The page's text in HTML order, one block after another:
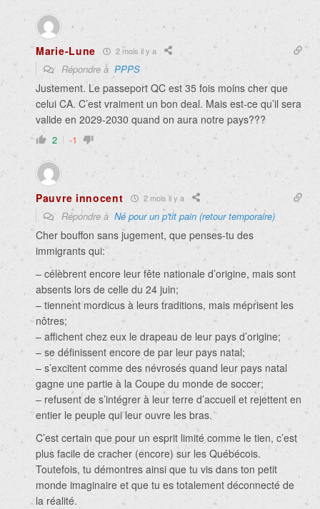
Marie-Lune 2 mois il y a
Répondre à PPPS
Justement. Le passeport QC est 35 fois moins cher que
celui CA. C’est vraiment un bon deal. Mais est-ce qu’il sera
valide en 2029-2030 quand on aura notre pays???
2 -1
Pauvre innocent 2 mois il y a
Répondre à Né pour un p'tit pain (retour temporaire)
Cher bouffon sans jugement, que penses-tu des
immigrants qui:
– célèbrent encore leur fête nationale d’origine, mais sont
absents lors de celle du 24 juin;
– tiennent mordicus à leurs traditions, mais méprisent les
nôtres;
– affichent chez eux le drapeau de leur pays d’origine;
– se définissent encore de par leur pays natal;
– s’excitent comme des névrosés quand leur pays natal
gagne une partie à la Coupe du monde de soccer;
– refusent de s’intégrer à leur terre d’accueil et rejettent en
entier le peuple qui leur ouvre les bras.
C’est certain que pour un esprit limité comme le tien, c’est
plus facile de cracher (encore) sur les Québécois.
Toutefois, tu démontres ainsi que tu vis dans ton petit
monde imaginaire et que tu es totalement déconnecté de
la réalité.